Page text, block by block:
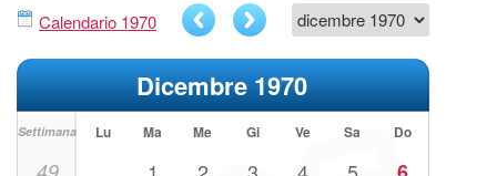
Calendario 1970
Dicembre 1970
Settimana Lu Ma Me Gi Ve Sa Do